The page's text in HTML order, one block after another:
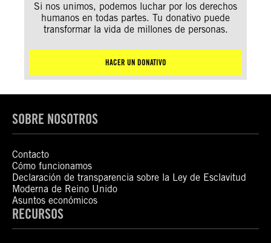
Si nos unimos, podemos luchar por los derechos
humanos en todas partes. Tu donativo puede
transformar la vida de millones de personas.
HACER UN DONATIVO
SOBRE NOSOTROS
Contacto
Cómo funcionamos
Declaración de transparencia sobre la Ley de Esclavitud
Moderna de Reino Unido
Asuntos económicos
RECURSOS